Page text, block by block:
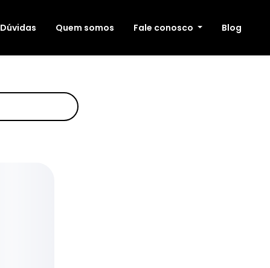
Dúvidas Quem somos Fale conosco Blog